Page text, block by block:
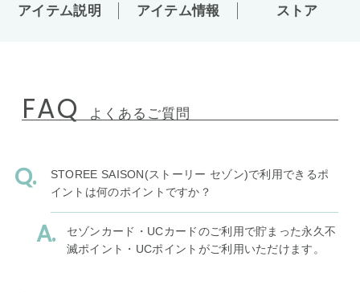
アイテム説明 アイテム情報 ストア
FAQ よくあるご質問
STOREE SAISON(ストーリー セゾン)で利用できるポ
イントは何のポイントですか？
セゾンカード・UCカードのご利用で貯まった永久不
滅ポイント・UCポイントがご利用いただけます。